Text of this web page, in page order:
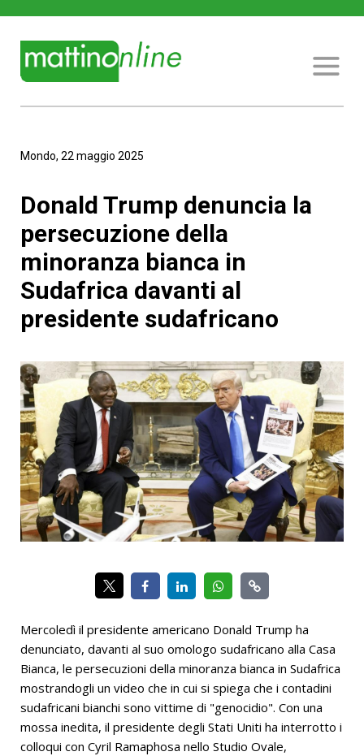
Mondo, 22 maggio 2025
Donald Trump denuncia la
persecuzione della
minoranza bianca in
Sudafrica davanti al
presidente sudafricano
Mercoledì il presidente americano Donald Trump ha
denunciato, davanti al suo omologo sudafricano alla Casa
Bianca, le persecuzioni della minoranza bianca in Sudafrica
mostrandogli un video che in cui si spiega che i contadini
sudafricani bianchi sono vittime di "genocidio". Con una
mossa inedita, il presidente degli Stati Uniti ha interrotto i
colloqui con Cyril Ramaphosa nello Studio Ovale,